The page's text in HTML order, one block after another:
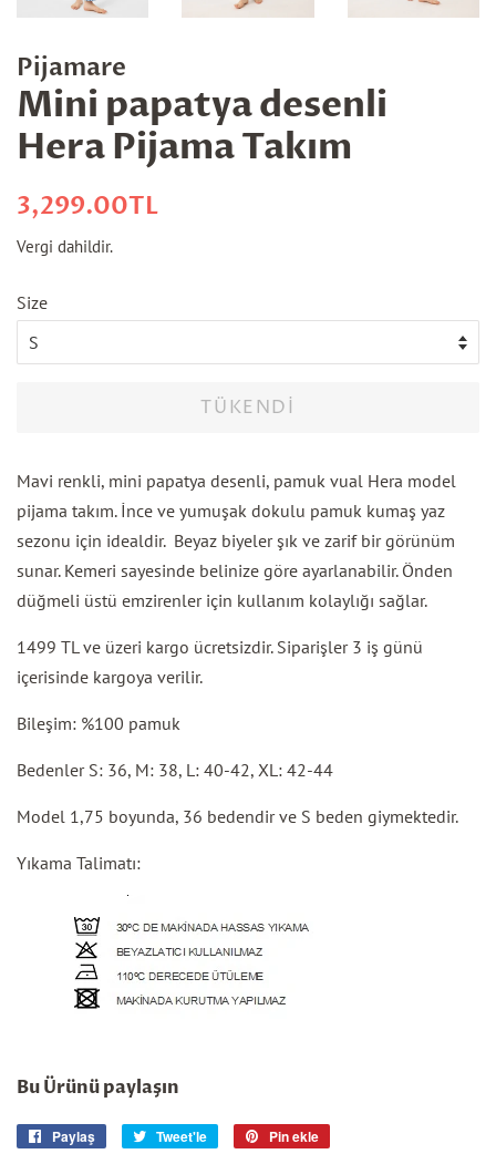
Pijamare
Mini papatya desenli
Hera Pijama Takım
Normal
3,299.00TL
Vergi dahildir.
Size
TÜKENDI
Mavi renkli, mini papatya desenli, pamuk vual Hera model
pijama takım. İnce ve yumuşak dokulu pamuk kumaş yaz
sezonu için idealdir. Beyaz biyelerşık ve zarif bir görünüm
sunar. Kemeri sayesinde belinize göre ayarlanabilir. Önden
düğmeli üstü emzirenler için kullanım kolaylığı sağlar.
1499 TL ve üzeri kargo ücretsizdir. Siparişler 3 iş günü
içerisinde kargoya verilir.
Bileşim: %100 pamuk
Bedenler S: 36, M: 38, L: 40-42, XL: 42-44
Model 1,75 boyunda, 36 bedendir ve S beden giymektedir.
Yıkama Talimatı:
Bu Ürünü paylaşın
Paylaş
Facebook'taTweet'le
Twitter'daPin ekle